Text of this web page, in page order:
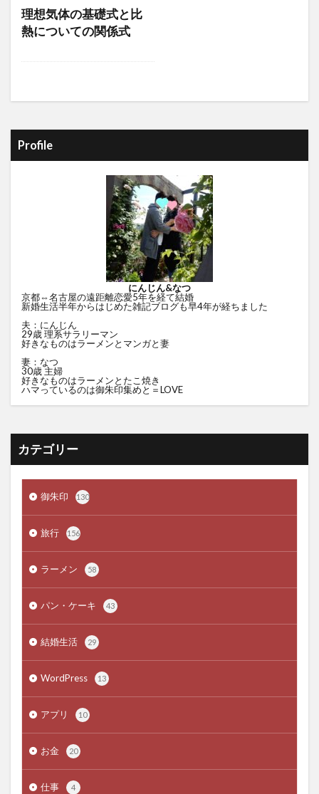
理想気体の基礎式と比
熱についての関係式
Profile
にんじん&なつ
京都⇔名古屋の遠距離恋愛5年を経て結婚
新婚生活半年からはじめた雑記ブログも早4年が経ちました
夫：にんじん
29歳 理系サラリーマン
好きなものはラーメンとマンガと妻
妻：なつ
30歳 主婦
好きなものはラーメンとたこ焼き
ハマっているのは御朱印集めと＝LOVE
カテゴリー
御朱印 130
旅行 156
ラーメン 58
パン・ケーキ 43
結婚生活 29
WordPress 13
アプリ 10
お金 20
仕事 4